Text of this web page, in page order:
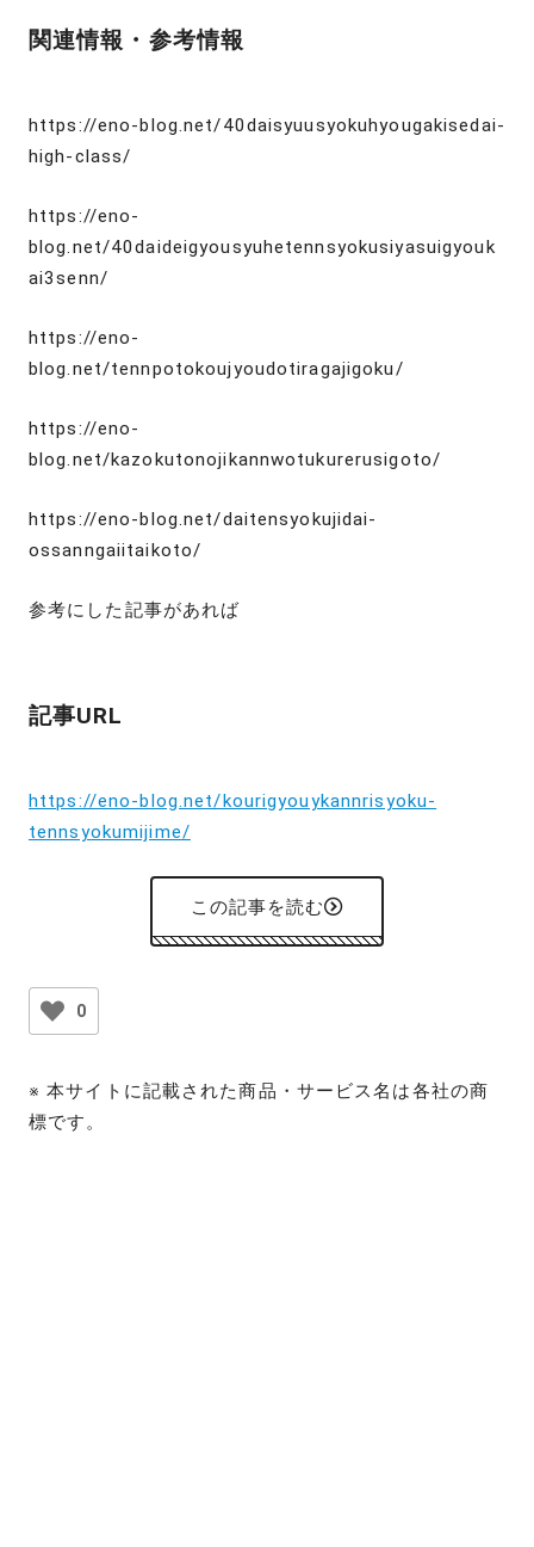
関連情報・参考情報
https://eno-blog.net/40daisyuusyokuhyougakisedai-
high-class/
https://eno-
blog.net/40daideigyousyuhetennsyokusiyasuigyouk
ai3senn/
https://eno-
blog.net/tennpotokoujyoudotiragajigoku/
https://eno-
blog.net/kazokutonojikannwotukurerusigoto/
https://eno-blog.net/daitensyokujidai-
ossanngaiitaikoto/
参考にした記事があれば
記事URL
https://eno-blog.net/kourigyouykannrisyoku-
tennsyokumijime/
この記事を読む
0
※ 本サイトに記載された商品・サービス名は各社の商
標です。